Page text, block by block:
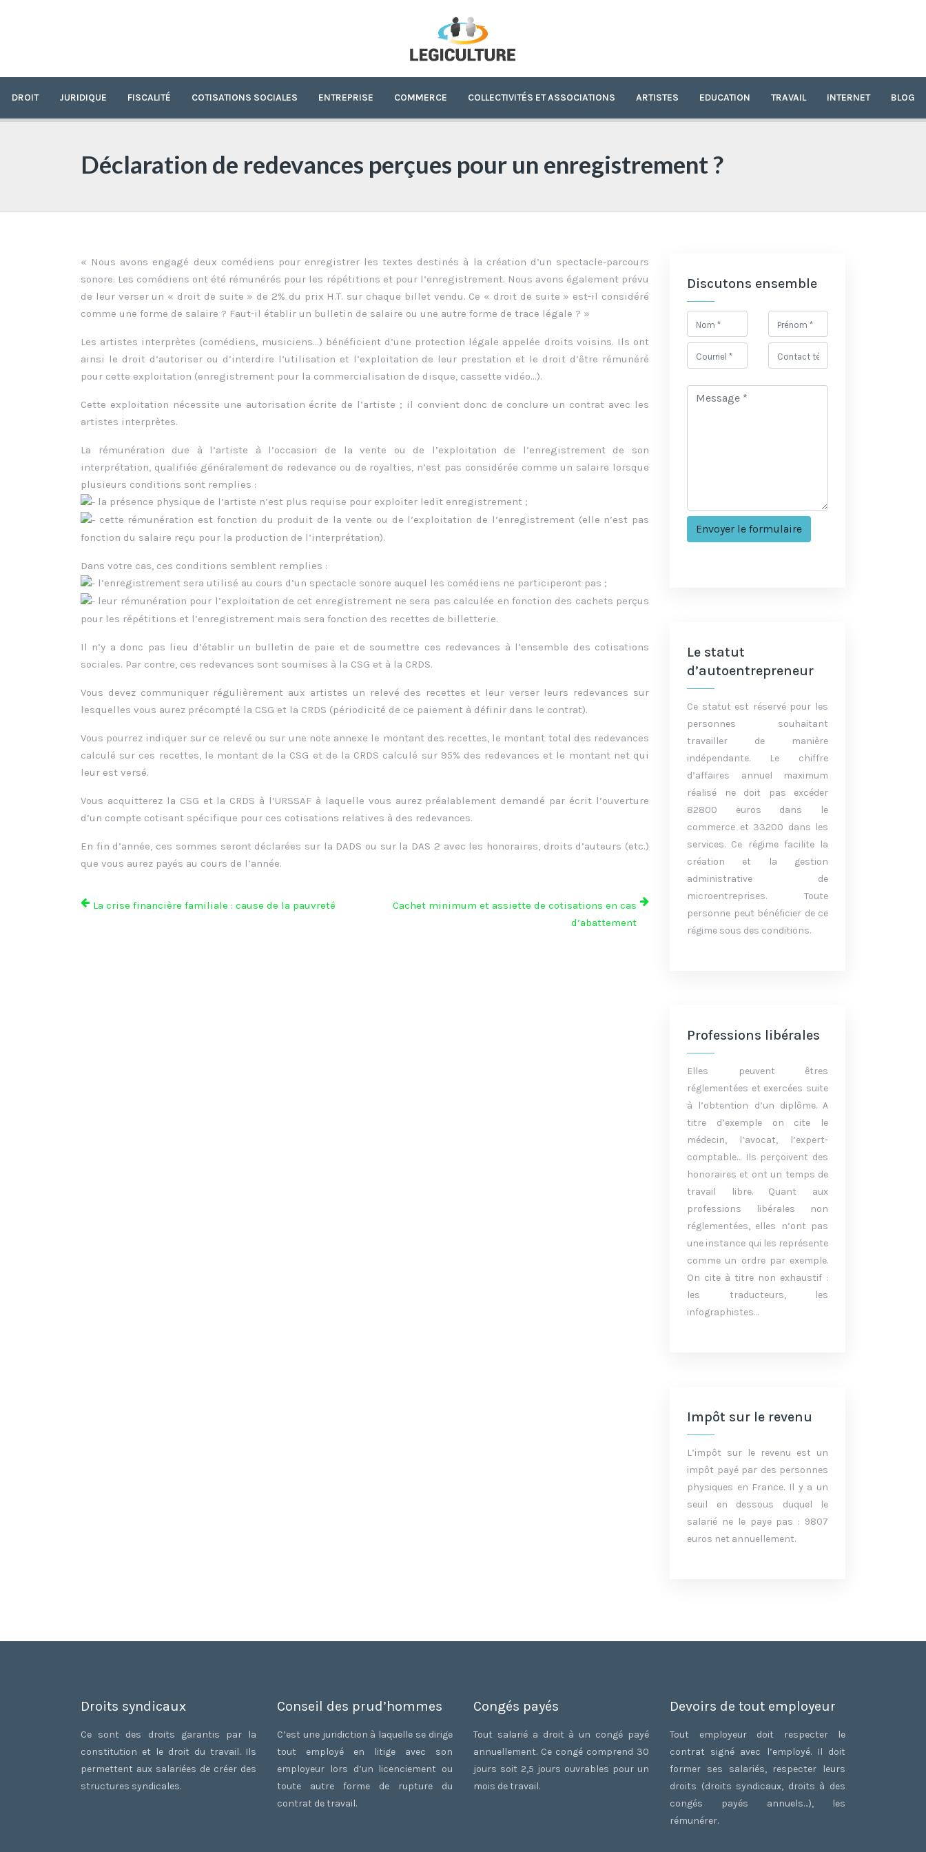
DROIT JURIDIQUE FISCALITÉ COTISATIONS SOCIALES ENTREPRISE COMMERCE COLLECTIVITÉS ET ASSOCIATIONS ARTISTES EDUCATION TRAVAIL INTERNET BLOG
Déclaration de redevances perçues pour un enregistrement ?
« Nous avons engagé deux comédiens pour enregistrer les textes destinés à la création d’un spectacle-parcours
sonore. Les comédiens ont été rémunérés pour les répétitions et pour l’enregistrement. Nous avons également prévu
de leur verser un « droit de suite » de 2% du prix H.T. sur chaque billet vendu. Ce « droit de suite » est-il considéré
comme une forme de salaire ? Faut-il établir un bulletin de salaire ou une autre forme de trace légale ? »
Les artistes interprètes (comédiens, musiciens…) bénéficient d’une protection légale appelée droits voisins. Ils ont
ainsi le droit d’autoriser ou d’interdire l’utilisation et l’exploitation de leur prestation et le droit d’être rémunéré
pour cette exploitation (enregistrement pour la commercialisation de disque, cassette vidéo…).
Cette exploitation nécessite une autorisation écrite de l’artiste ; il convient donc de conclure un contrat avec les
artistes interprètes.
La rémunération due à l’artiste à l’occasion de la vente ou de l’exploitation de l’enregistrement de son
interprétation, qualifiée généralement de redevance ou de royalties, n’est pas considérée comme un salaire lorsque
plusieurs conditions sont remplies :
la présence physique de l’artiste n’est plus requise pour exploiter ledit enregistrement ;
cette rémunération est fonction du produit de la vente ou de l’exploitation de l’enregistrement (elle n’est pas
fonction du salaire reçu pour la production de l’interprétation).
Dans votre cas, ces conditions semblent remplies :
l’enregistrement sera utilisé au cours d’un spectacle sonore auquel les comédiens ne participeront pas ;
leur rémunération pour l’exploitation de cet enregistrement ne sera pas calculée en fonction des cachets perçus
pour les répétitions et l’enregistrement mais sera fonction des recettes de billetterie.
Il n’y a donc pas lieu d’établir un bulletin de paie et de soumettre ces redevances à l’ensemble des cotisations
sociales. Par contre, ces redevances sont soumises à la CSG et à la CRDS.
Vous devez communiquer régulièrement aux artistes un relevé des recettes et leur verser leurs redevances sur
lesquelles vous aurez précompté la CSG et la CRDS (périodicité de ce paiement à définir dans le contrat).
Vous pourrez indiquer sur ce relevé ou sur une note annexe le montant des recettes, le montant total des redevances
calculé sur ces recettes, le montant de la CSG et de la CRDS calculé sur 95% des redevances et le montant net qui
leur est versé.
Vous acquitterez la CSG et la CRDS à l’URSSAF à laquelle vous aurez préalablement demandé par écrit l’ouverture
d’un compte cotisant spécifique pour ces cotisations relatives à des redevances.
En fin d’année, ces sommes seront déclarées sur la DADS ou sur la DAS 2 avec les honoraires, droits d’auteurs (etc.)
que vous aurez payés au cours de l’année.
La crise financière familiale : cause de la pauvreté
Cachet minimum et assiette de cotisations en cas
d’abattement
Discutons ensemble
Le statut
d’autoentrepreneur
Ce statut est réservé pour les
personnes souhaitant
travailler de manière
indépendante. Le chiffre
d’affaires annuel maximum
réalisé ne doit pas excéder
82800 euros dans le
commerce et 33200 dans les
services. Ce régime facilite la
création et la gestion
administrative de
microentreprises. Toute
personne peut bénéficier de ce
régime sous des conditions.
Professions libérales
Elles peuvent êtres
réglementées et exercées suite
à l’obtention d’un diplôme. A
titre d’exemple on cite le
médecin, l’avocat, l’expert-
comptable… Ils perçoivent des
honoraires et ont un temps de
travail libre. Quant aux
professions libérales non
réglementées, elles n’ont pas
une instance qui les représente
comme un ordre par exemple.
On cite à titre non exhaustif :
les traducteurs, les
infographistes…
Impôt sur le revenu
L’impôt sur le revenu est un
impôt payé par des personnes
physiques en France. Il y a un
seuil en dessous duquel le
salarié ne le paye pas : 9807
euros net annuellement.
Droits syndicaux
Ce sont des droits garantis par la
constitution et le droit du travail. Ils
permettent aux salariées de créer des
structures syndicales.
Conseil des prud’hommes
C’est une juridiction à laquelle se dirige
tout employé en litige avec son
employeur lors d’un licenciement ou
toute autre forme de rupture du
contrat de travail.
Congés payés
Tout salarié a droit à un congé payé
annuellement. Ce congé comprend 30
jours soit 2,5 jours ouvrables pour un
mois de travail.
Devoirs de tout employeur
Tout employeur doit respecter le
contrat signé avec l’employé. Il doit
former ses salariés, respecter leurs
droits (droits syndicaux, droits à des
congés payés annuels…), les
rémunérer.